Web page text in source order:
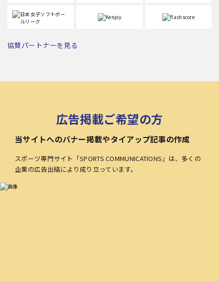
協賛パートナーを見る
広告掲載ご希望の方
当サイトへのバナー掲載やタイアップ記事の作成
スポーツ専門サイト「SPORTS COMMUNICATIONS」は、多くの
企業の広告出稿により成り立っています。